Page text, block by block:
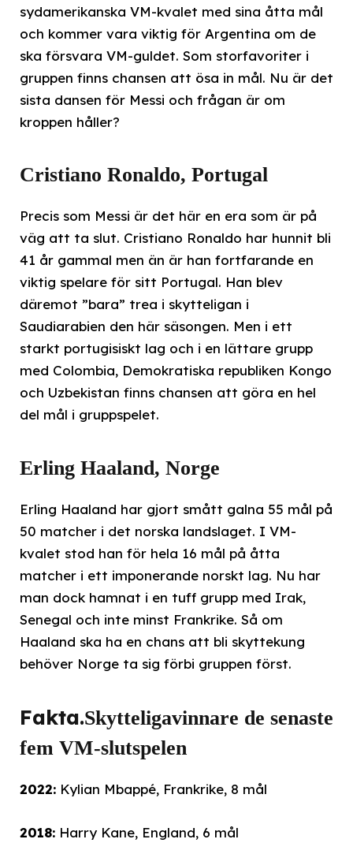
sydamerikanska VM-kvalet med sina åtta mål
och kommer vara viktig för Argentina om de
ska försvara VM-guldet. Som storfavoriter i
gruppen finns chansen att ösa in mål. Nu är det
sista dansen för Messi och frågan är om
kroppen håller?
Cristiano Ronaldo, Portugal
Precis som Messi är det här en era som är på
väg att ta slut. Cristiano Ronaldo har hunnit bli
41 år gammal men än är han fortfarande en
viktig spelare för sitt Portugal. Han blev
däremot ”bara” trea i skytteligan i
Saudiarabien den här säsongen. Men i ett
starkt portugisiskt lag och i en lättare grupp
med Colombia, Demokratiska republiken Kongo
och Uzbekistan finns chansen att göra en hel
del mål i gruppspelet.
Erling Haaland, Norge
Erling Haaland har gjort smått galna 55 mål på
50 matcher i det norska landslaget. I VM-
kvalet stod han för hela 16 mål på åtta
matcher i ett imponerande norskt lag. Nu har
man dock hamnat i en tuff grupp med Irak,
Senegal och inte minst Frankrike. Så om
Haaland ska ha en chans att bli skyttekung
behöver Norge ta sig förbi gruppen först.
Fakta.Skytteligavinnare de senaste
fem VM-slutspelen
2022: Kylian Mbappé, Frankrike, 8 mål
2018: Harry Kane, England, 6 mål